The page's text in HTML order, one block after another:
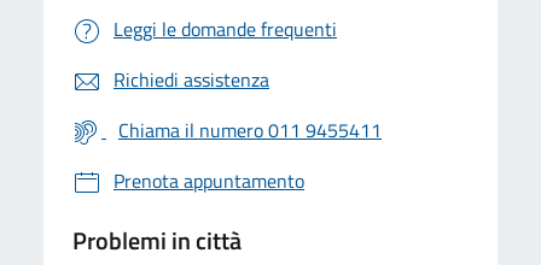
Leggi le domande frequenti
Richiedi assistenza
Chiama il numero 011 9455411
Prenota appuntamento
Problemi in città